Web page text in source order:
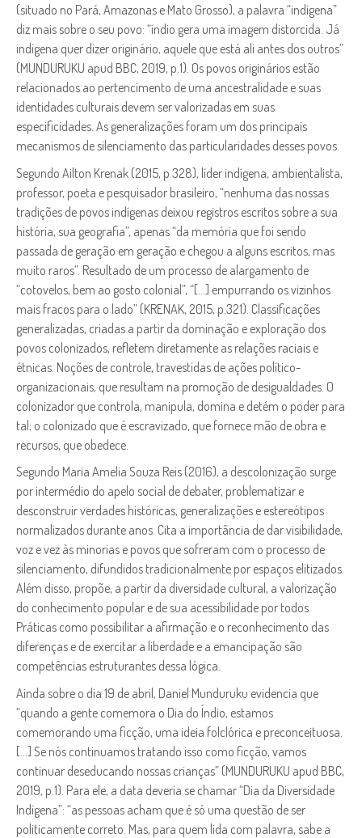
(situado no Pará, Amazonas e Mato Grosso), a palavra “indígena”
diz mais sobre o seu povo: “índio gera uma imagem distorcida. Já
indígena quer dizer originário, aquele que está ali antes dos outros”
(MUNDURUKU apud BBC, 2019, p.1). Os povos originários estão
relacionados ao pertencimento de uma ancestralidade e suas
identidades culturais devem ser valorizadas em suas
especificidades. As generalizações foram um dos principais
mecanismos de silenciamento das particularidades desses povos.
Segundo Ailton Krenak (2015, p.328), líder indígena, ambientalista,
professor, poeta e pesquisador brasileiro, “nenhuma das nossas
tradições de povos indígenas deixou registros escritos sobre a sua
história, sua geografia”, apenas “da memória que foi sendo
passada de geração em geração e chegou a alguns escritos, mas
muito raros”. Resultado de um processo de alargamento de
“cotovelos, bem ao gosto colonial”, “[…] empurrando os vizinhos
mais fracos para o lado” (KRENAK, 2015, p.321). Classificações
generalizadas, criadas a partir da dominação e exploração dos
povos colonizados, refletem diretamente as relações raciais e
étnicas. Noções de controle, travestidas de ações político-
organizacionais, que resultam na promoção de desigualdades. O
colonizador que controla, manipula, domina e detém o poder para
tal; o colonizado que é escravizado, que fornece mão de obra e
recursos, que obedece.
Segundo Maria Amelia Souza Reis (2016), a descolonização surge
por intermédio do apelo social de debater, problematizar e
desconstruir verdades históricas, generalizações e estereótipos
normalizados durante anos. Cita a importância de dar visibilidade,
voz e vez às minorias e povos que sofreram com o processo de
silenciamento, difundidos tradicionalmente por espaços elitizados.
Além disso, propõe, a partir da diversidade cultural, a valorização
do conhecimento popular e de sua acessibilidade por todos.
Práticas como possibilitar a afirmação e o reconhecimento das
diferenças e de exercitar a liberdade e a emancipação são
competências estruturantes dessa lógica.
Ainda sobre o dia 19 de abril, Daniel Munduruku evidencia que
“quando a gente comemora o Dia do Índio, estamos
comemorando uma ficção, uma ideia folclórica e preconceituosa.
[…] Se nós continuamos tratando isso como ficção, vamos
continuar deseducando nossas crianças” (MUNDURUKU apud BBC,
2019, p.1). Para ele, a data deveria se chamar “Dia da Diversidade
Indígena”: “as pessoas acham que é só uma questão de ser
politicamente correto. Mas, para quem lida com palavra, sabe a